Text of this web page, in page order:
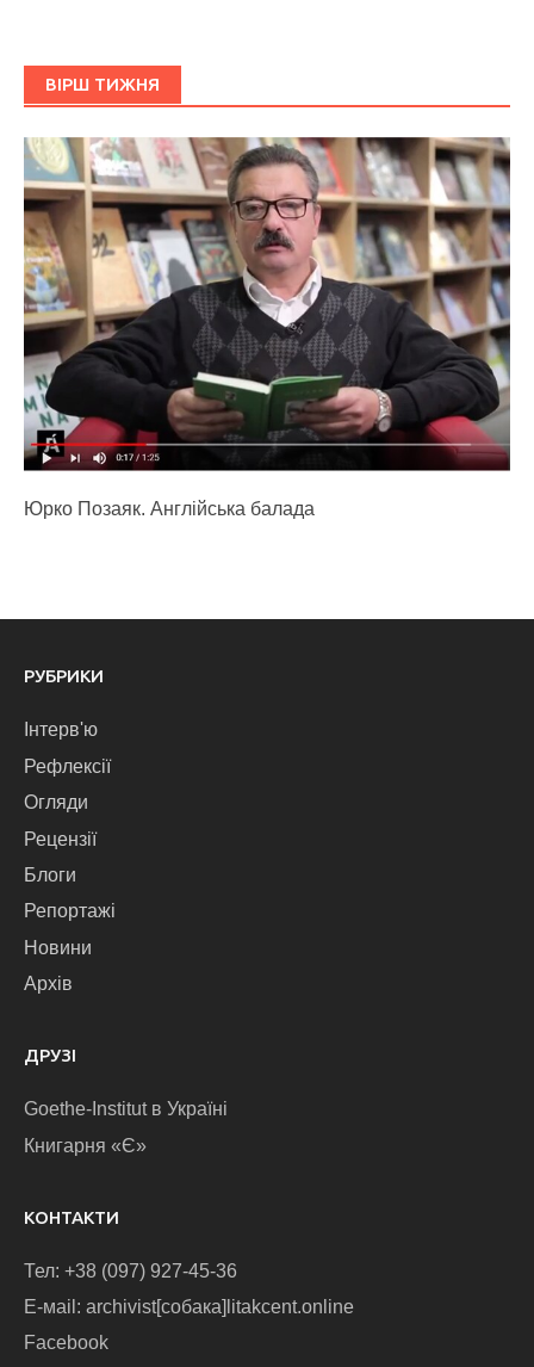
ВІРШ ТИЖНЯ
Юрко Позаяк. Англійська балада
РУБРИКИ
Інтерв'ю
Рефлексії
Огляди
Рецензії
Блоги
Репортажі
Новини
Архів
ДРУЗІ
Goethe-Institut в Україні
Книгарня «Є»
КОНТАКТИ
Тел: +38 (097) 927-45-36
E-маіl: archivist[собака]litakcent.online
Facebook